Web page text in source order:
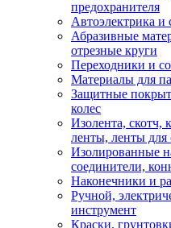
предохранителя
Автоэлектрика
Абразивные
отрезные круги
Переходники и
Материалы для
Защитные
колес
Изолента, скотч,
ленты, ленты для
Изолированные
соединители,
Наконечники и
Ручной,
инструмент
Краски,